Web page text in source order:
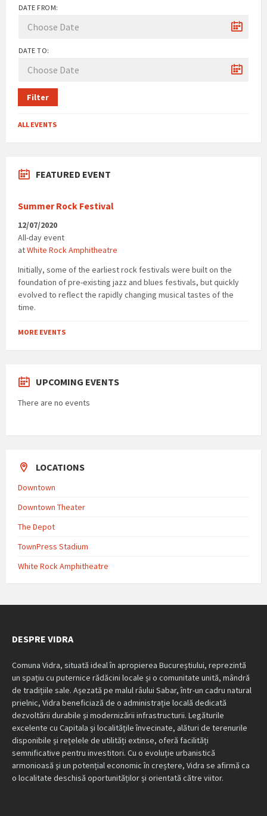
DATE FROM:
DATE TO:
Filter
ALL EVENTS
FEATURED EVENT
Summer Rock Festival
12/07/2020
All-day event
atWhite Rock Amphitheatre
Initially, some of the earliest rock festivals were built on the
foundation of pre-existing jazz and blues festivals, but quickly
evolved to reflect the rapidly changing musical tastes of the
time.
MORE EVENTS
UPCOMING EVENTS
There are no events
LOCATIONS
Downtown
Downtown Theater
The Depot
TownPress Stadium
White Rock Amphitheatre
DESPRE VIDRA
Comuna Vidra, situată ideal în apropierea Bucureștiului, reprezintă
un spațiu cu puternice rădăcini locale și o comunitate unită, mândră
de tradițiile sale. Așezată pe malul râului Sabar, într-un cadru natural
prielnic, Vidra beneficiază de o administrație locală dedicată
dezvoltării durabile și modernizării infrastructurii. Legăturile
excelente cu Capitala și localitățile învecinate, alături de terenurile
disponibile și rețelele de utilități extinse, oferă facilități
semnificative pentru investitori. Cu o evoluție urbanistică
armonioasă și un potențial economic în creștere, Vidra se afirmă ca
o localitate deschisă oportunităților și orientată către viitor.